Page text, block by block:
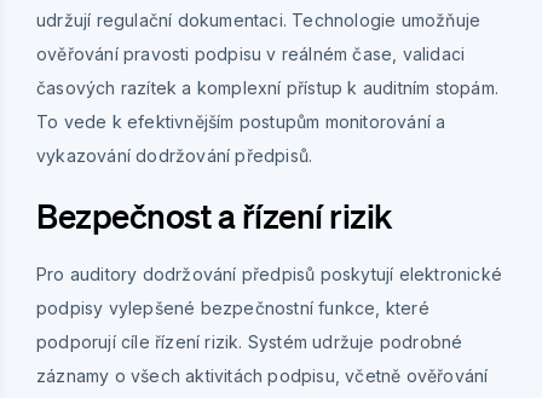
udržují regulační dokumentaci. Technologie umožňuje
ověřování pravosti podpisu v reálném čase, validaci
časových razítek a komplexní přístup k auditním stopám.
To vede k efektivnějším postupům monitorování a
vykazování dodržování předpisů.
Bezpečnost a řízení rizik
Pro auditory dodržování předpisů poskytují elektronické
podpisy vylepšené bezpečnostní funkce, které
podporují cíle řízení rizik. Systém udržuje podrobné
záznamy o všech aktivitách podpisu, včetně ověřování